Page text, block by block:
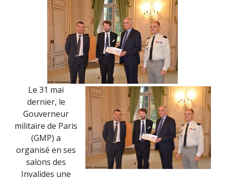
Le 31 mai
dernier, le
Gouverneur
militaire de Paris
(GMP) a
organisé en ses
salons des
Invalides une